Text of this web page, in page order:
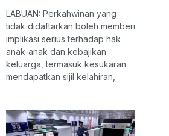
LABUAN: Perkahwinan yang
tidak didaftarkan boleh memberi
implikasi serius terhadap hak
anak-anak dan kebajikan
keluarga, termasuk kesukaran
mendapatkan sijil kelahiran,